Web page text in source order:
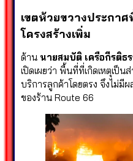
เขตห้วยขวางประกา
โครงสร้างเพิ่ม
ด้าน นายสมบัติ เครือกีรติธ
เปิดเผยว่า พื้นที่ที่เกิดเหตุเป็น
บริการลูกค้าโดยตรง จึงไม่มี
ของร้าน Route 66